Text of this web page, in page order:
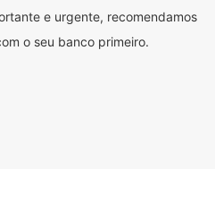
e urgente, recomendamos
o seu banco primeiro.